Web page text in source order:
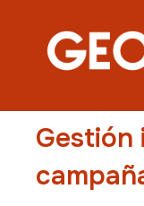
Gestión